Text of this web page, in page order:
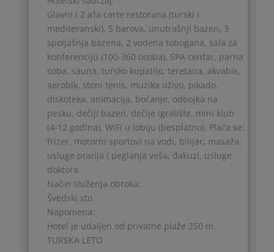
Glavni i 2 a’la carte restorana (turski i
mediteranski), 5 barova, unutrašnji bazen, 3
spoljašnja bazena, 2 vodena tobogana, sala za
konferenciju (100-360 osoba), SPA centar, parna
soba, sauna, tursko kupatilo, teretana, akvabik,
aerobik, stoni tenis, muzika uživo, pikado,
diskoteka, animacija, boćanje, odbojka na
pesku, dečiji bazen, dečije igralište, mini klub
(4-12 godina), WiFi u lobiju (besplatno). Plaća se:
frizer, motorni sportovi na vodi, bilijar, masaža,
usluge pranja i peglanja veša, đakuzi, usluge
doktora.
Način služenja obroka:
Švedski sto
Napomena:
Hotel je udaljen od privatne plaže 250 m.
TURSKA LETO